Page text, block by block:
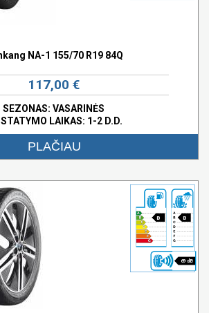
NA-1 155/70 R19 84Q
117,00 €
SEZONAS: VASARINĖS
LAIKAS: 1-2 D.D.
PLAČIAU
B B
69 dB